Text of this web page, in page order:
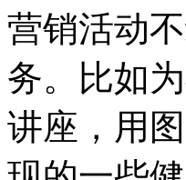
营销活动
务。比如
讲座，用